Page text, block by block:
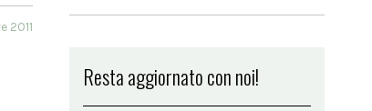
2011
Resta aggiornato con noi!